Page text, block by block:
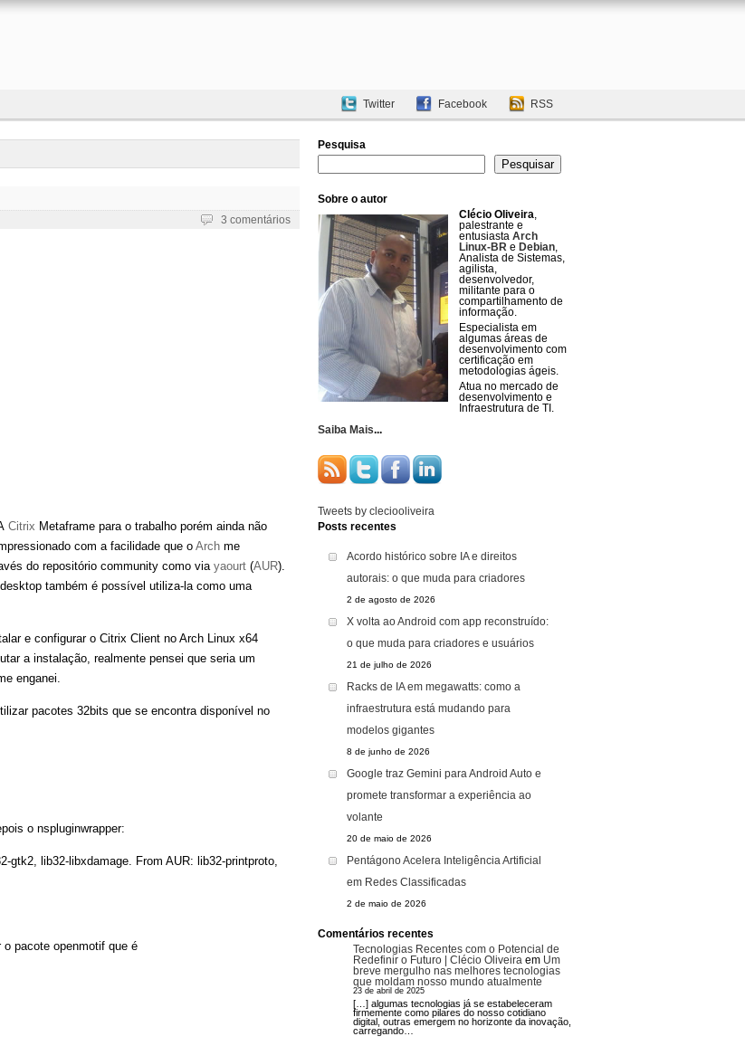
Twitter Facebook RSS
3 comentários
Citrix Metaframe para o trabalho porém ainda não
com a facilidade que o Arch me
do repositório community como viayaourt (AUR).
também é possível utiliza-la como uma
e configurar o Citrix Client no Arch Linux x64
a instalação, realmente pensei que seria um
enganei.
pacotes 32bits que se encontra disponível no
o nspluginwrapper:
gtk2, lib32-libxdamage. From AUR: lib32-printproto,
pacote openmotif que é
Pesquisa
Pesquisar
Pesquisar
Sobre o autor
Clécio Oliveira,
palestrante e
entusiasta Arch
Linux-BR e Debian,
Analista de Sistemas,
agilista,
desenvolvedor,
militante para o
compartilhamento de
informação.
Especialista em
algumas áreas de
desenvolvimento com
certificação em
metodologias ágeis.
Atua no mercado de
desenvolvimento e
Infraestrutura de TI.
Saiba Mais...
Tweets by cleciooliveira
Posts recentes
Acordo histórico sobre IA e direitos
autorais: o que muda para criadores
2 de agosto de 2026
X volta ao Android com app reconstruído:
o que muda para criadores e usuários
21 de julho de 2026
Racks de IA em megawatts: como a
infraestrutura está mudando para
modelos gigantes
8 de junho de 2026
Google traz Gemini para Android Auto e
promete transformar a experiência ao
volante
20 de maio de 2026
Pentágono Acelera Inteligência Artificial
em Redes Classificadas
2 de maio de 2026
Comentários recentes
Tecnologias Recentes com o Potencial de
Redefinir o Futuro | Clécio Oliveira em Um
breve mergulho nas melhores tecnologias
que moldam nosso mundo atualmente
23 de abril de 2025
[…] algumas tecnologias já se estabeleceram
firmemente como pilares do nosso cotidiano
digital, outras emergem no horizonte da inovação,
carregando…